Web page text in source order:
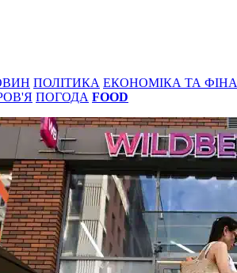
ПОЛІТИКА ЕКОНОМІКА ТА
ПОГОДА FOOD